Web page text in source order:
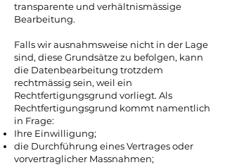
transparente und verhältnismässige
Bearbeitung.
Falls wir ausnahmsweise nicht in der Lage
sind, diese Grundsätze zu befolgen, kann
die Datenbearbeitung trotzdem
rechtmässig sein, weil ein
Rechtfertigungsgrund vorliegt. Als
Rechtfertigungsgrund kommt namentlich
in Frage:
Ihre Einwilligung;
die Durchführung eines Vertrages oder
vorvertraglicher Massnahmen;